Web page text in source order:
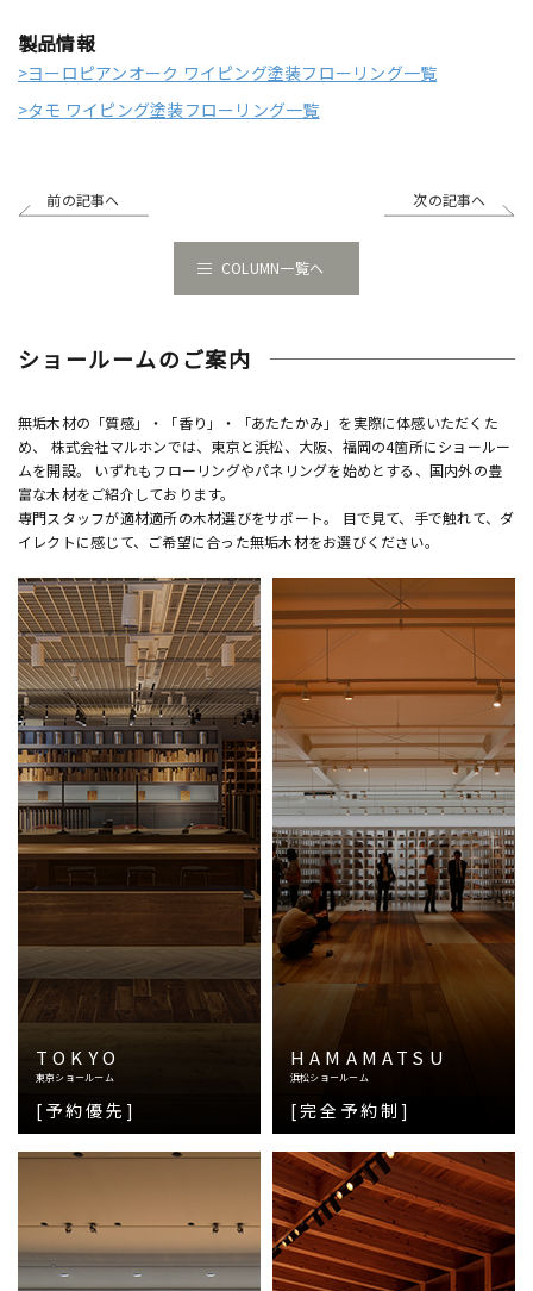
製品情報
>ヨーロピアンオーク ワイピング塗装フローリング一覧
>タモ ワイピング塗装フローリング一覧
前の記事へ 次の記事へ
COLUMN一覧へ
ショールームのご案内
無垢木材の「質感」・「香り」・「あたたかみ」を実際に体感いただくた
め、 株式会社マルホンでは、東京と浜松、大阪、福岡の4箇所にショールー
ムを開設。 いずれもフローリングやパネリングを始めとする、国内外の豊
富な木材をご紹介しております。
専門スタッフが適材適所の木材選びをサポート。 目で見て、手で触れて、ダ
イレクトに感じて、ご希望に合った無垢木材をお選びください。
TOKYO
東京ショールーム
[予約優先]
HAMAMATSU
浜松ショールーム
[完全予約制]